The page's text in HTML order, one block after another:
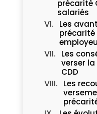
précarité
salariés
Les
précarité
Les
verser
CDD
Les